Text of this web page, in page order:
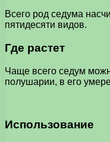
Всего род седума
пятидесяти видов.
Где растет
Чаще всего седум
полушарии, в его
Использование